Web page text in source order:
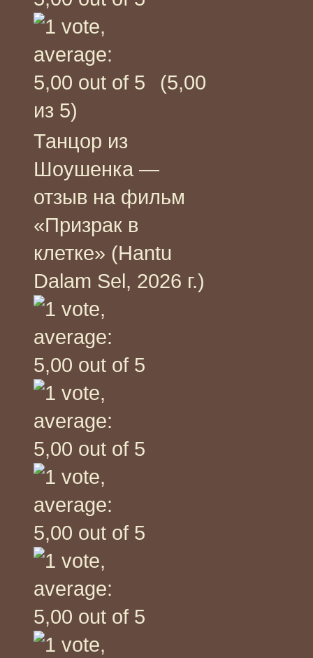
(5,00
из 5)
Танцор из
Шоушенка —
отзыв на фильм
«Призрак в
клетке» (Hantu
Dalam Sel, 2026 г.)